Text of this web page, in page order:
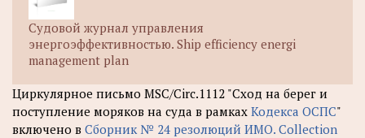
Судовой журнал управления
энергоэффективностью. Ship efficiency energi
management plan
Циркулярное письмо MSC/Circ.1112 "Сход на берег и
поступление моряков на суда в рамках Кодекса ОСПС"
включено в Сборник № 24 резолюций ИМО. Collection